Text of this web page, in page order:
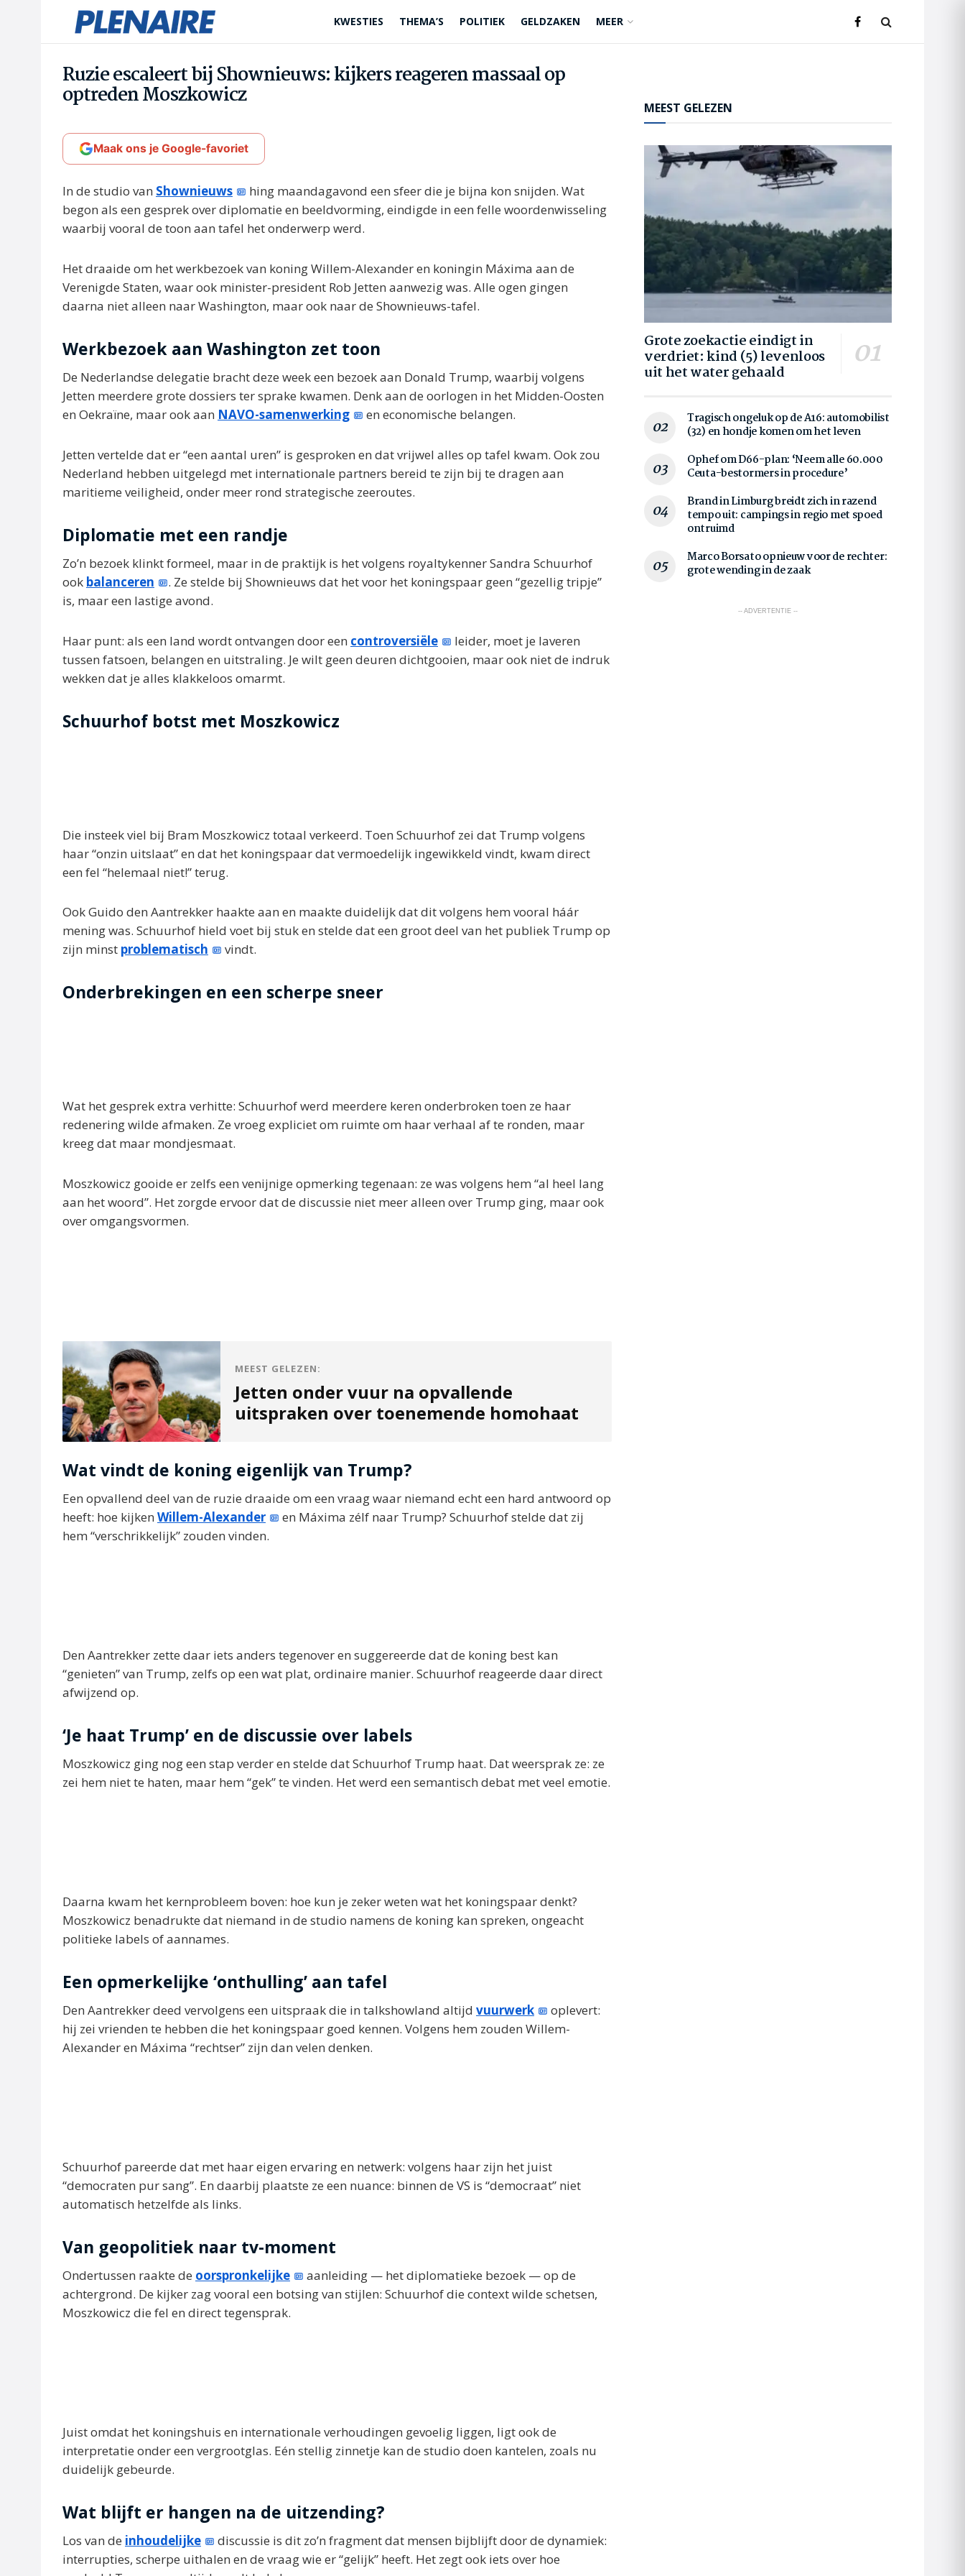
KWESTIES THEMA’S POLITIEK GELDZAKEN MEER
Ruzie escaleert bij Shownieuws: kijkers reageren massaal op
optreden Moszkowicz
Maak ons je Google-favoriet
In de studio van Shownieuws
hing maandagavond een sfeer die je bijna kon snijden. Wat
begon als een gesprek over diplomatie en beeldvorming, eindigde in een felle woordenwisseling
waarbij vooral de toon aan tafel het onderwerp werd.
Het draaide om het werkbezoek van koning Willem-Alexander en koningin Máxima aan de
Verenigde Staten, waar ook minister-president Rob Jetten aanwezig was. Alle ogen gingen
daarna niet alleen naar Washington, maar ook naar de Shownieuws-tafel.
Werkbezoek aan Washington zet toon
De Nederlandse delegatie bracht deze week een bezoek aan Donald Trump, waarbij volgens
Jetten meerdere grote dossiers ter sprake kwamen. Denk aan de oorlogen in het Midden-Oosten
en Oekraïne, maar ook aan NAVO-samenwerking en economische belangen.
Jetten vertelde dat er “een aantal uren” is gesproken en dat vrijwel alles op tafel kwam. Ook zou
Nederland hebben uitgelegd met internationale partners bereid te zijn bij te dragen aan
maritieme veiligheid, onder meer rond strategische zeeroutes.
Diplomatie met een randje
Zo’n bezoek klinkt formeel, maar in de praktijk is het volgens royaltykenner Sandra Schuurhof
ook balanceren
. Ze stelde bij Shownieuws dat het voor het koningspaar geen “gezellig tripje”
is, maar een lastige avond.
Haar punt: als een land wordt ontvangen door een controversiële
leider, moet je laveren
tussen fatsoen, belangen en uitstraling. Je wilt geen deuren dichtgooien, maar ook niet de indruk
wekken dat je alles klakkeloos omarmt.
Schuurhof botst met Moszkowicz
Die insteek viel bij Bram Moszkowicz totaal verkeerd. Toen Schuurhof zei dat Trump volgens
haar “onzin uitslaat” en dat het koningspaar dat vermoedelijk ingewikkeld vindt, kwam direct
een fel “helemaal niet!” terug.
Ook Guido den Aantrekker haakte aan en maakte duidelijk dat dit volgens hem vooral háár
mening was. Schuurhof hield voet bij stuk en stelde dat een groot deel van het publiek Trump op
zijn minst problematisch vindt.
Onderbrekingen en een scherpe sneer
Wat het gesprek extra verhitte: Schuurhof werd meerdere keren onderbroken toen ze haar
redenering wilde afmaken. Ze vroeg expliciet om ruimte om haar verhaal af te ronden, maar
kreeg dat maar mondjesmaat.
Moszkowicz gooide er zelfs een venijnige opmerking tegenaan: ze was volgens hem “al heel lang
aan het woord”. Het zorgde ervoor dat de discussie niet meer alleen over Trump ging, maar ook
over omgangsvormen.
MEEST GELEZEN:
Jetten onder vuur na opvallende
uitspraken over toenemende homohaat
Wat vindt de koning eigenlijk van Trump?
Een opvallend deel van de ruzie draaide om een vraag waar niemand echt een hard antwoord op
heeft: hoe kijken Willem-Alexander
en Máxima zélf naar Trump? Schuurhof stelde dat zij
hem “verschrikkelijk” zouden vinden.
Den Aantrekker zette daar iets anders tegenover en suggereerde dat de koning best kan
“genieten” van Trump, zelfs op een wat plat, ordinaire manier. Schuurhof reageerde daar direct
afwijzend op.
‘Je haat Trump’ en de discussie over labels
Moszkowicz ging nog een stap verder en stelde dat Schuurhof Trump haat. Dat weersprak ze: ze
zei hem niet te haten, maar hem “gek” te vinden. Het werd een semantisch debat met veel emotie.
Daarna kwam het kernprobleem boven: hoe kun je zeker weten wat het koningspaar denkt?
Moszkowicz benadrukte dat niemand in de studio namens de koning kan spreken, ongeacht
politieke labels of aannames.
Een opmerkelijke ‘onthulling’ aan tafel
Den Aantrekker deed vervolgens een uitspraak die in talkshowland altijd vuurwerk
oplevert:
hij zei vrienden te hebben die het koningspaar goed kennen. Volgens hem zouden Willem-
Alexander en Máxima “rechtser” zijn dan velen denken.
Schuurhof pareerde dat met haar eigen ervaring en netwerk: volgens haar zijn het juist
“democraten pur sang”. En daarbij plaatste ze een nuance: binnen de VS is “democraat” niet
automatisch hetzelfde als links.
Van geopolitiek naar tv-moment
Ondertussen raakte de oorspronkelijke
aanleiding — het diplomatieke bezoek — op de
achtergrond. De kijker zag vooral een botsing van stijlen: Schuurhof die context wilde schetsen,
Moszkowicz die fel en direct tegensprak.
Juist omdat het koningshuis en internationale verhoudingen gevoelig liggen, ligt ook de
interpretatie onder een vergrootglas. Eén stellig zinnetje kan de studio doen kantelen, zoals nu
duidelijk gebeurde.
Wat blijft er hangen na de uitzending?
Los van de inhoudelijke
discussie is dit zo’n fragment dat mensen bijblijft door de dynamiek:
interrupties, scherpe uithalen en de vraag wie er “gelijk” heeft. Het zegt ook iets over hoe
MEEST GELEZEN
Grote zoekactie eindigt in
verdriet: kind (5) levenloos
uit het water gehaald
Tragisch ongeluk op de A16: automobilist
(32) en hondje komen om het leven
Ophef om D66-plan: ‘Neem alle 60.000
Ceuta-bestormers in procedure’
Brand in Limburg breidt zich in razend
tempo uit: campings in regio met spoed
ontruimd
Marco Borsato opnieuw voor de rechter:
grote wending in de zaak
-- ADVERTENTIE --